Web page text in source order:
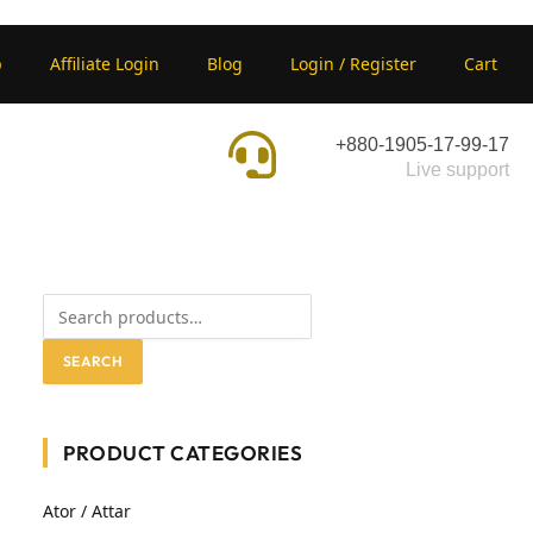
Affiliate Login Blog Login / Register Cart
+880-1905-17-99-17
Live support
SEARCH
PRODUCT CATEGORIES
Ator / Attar